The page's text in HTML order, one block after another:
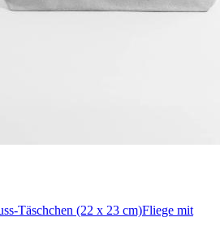
Täschchen (22 x 23 cm)Fliege mit